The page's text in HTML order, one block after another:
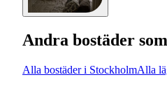
Andra bostäder
Alla bostäder i StockholmAlla